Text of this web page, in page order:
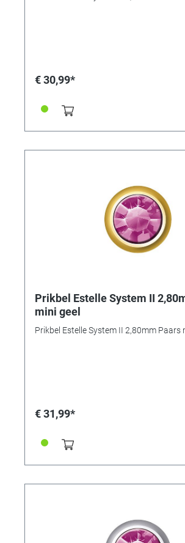
€ 30,99*
Prikbel Estelle System II
mini geel
Prikbel Estelle System II 2,80mm Paars
€ 31,99*